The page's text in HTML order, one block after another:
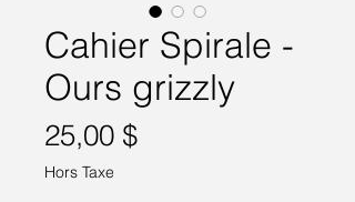
Cahier Spirale -
Ours grizzly
25,00 $Prix
Hors Taxe